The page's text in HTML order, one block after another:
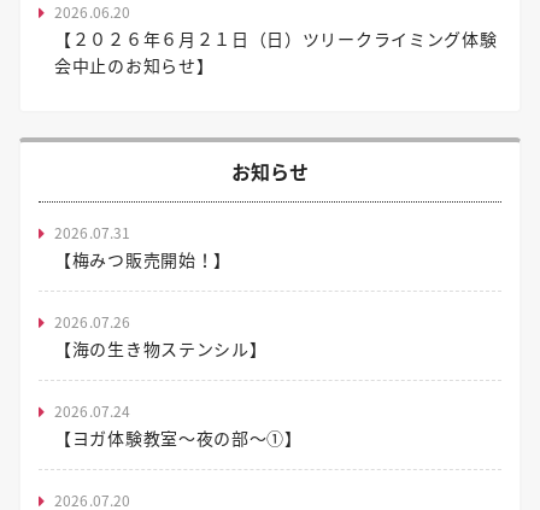
2026.06.20
【２０２６年６月２１日（日）ツリークライミング体験
会中止のお知らせ】
お知らせ
2026.07.31
【梅みつ販売開始！】
2026.07.26
【海の生き物ステンシル】
2026.07.24
【ヨガ体験教室～夜の部～①】
2026.07.20